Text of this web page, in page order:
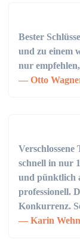
Bester
und zu einem
nur
Otto
Verschlossene
schnell in nur
und pünktlich
professionell.
Konkurrenz.
Karin